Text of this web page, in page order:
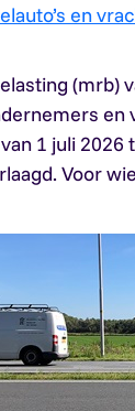
en
(mrb)
en
1 juli 2026
Voor